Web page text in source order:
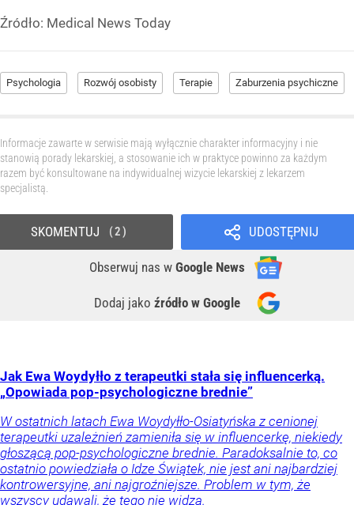
Źródło: Medical News Today
Psychologia Rozwój osobisty Terapie Zaburzenia psychiczne
Informacje zawarte w serwisie mają wyłącznie charakter informacyjny i nie
stanowią porady lekarskiej, a stosowanie ich w praktyce powinno za każdym
razem być konsultowane na indywidualnej wizycie lekarskiej z lekarzem
specjalistą.
UDOSTĘPNIJ
Obserwuj nas w Google News
Dodaj jako źródło w Google
SKOMENTUJ 2
Jak Ewa Woydyłło z terapeutki stała się influencerką.
„Opowiada pop-psychologiczne brednie”
W ostatnich latach Ewa Woydyłło-Osiatyńska z cenionej
terapeutki uzależnień zamieniła się w influencerkę, niekiedy
głoszącą pop-psychologiczne brednie. Paradoksalnie to, co
ostatnio powiedziała o Idze Świątek, nie jest ani najbardziej
kontrowersyjne, ani najgroźniejsze. Problem w tym, że
wszyscy udawali, że tego nie widzą.